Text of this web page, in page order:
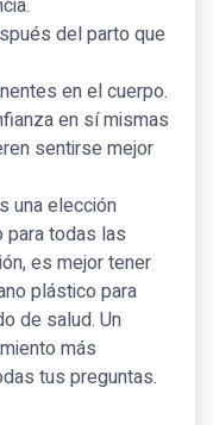
del parto que
en el cuerpo.
en sí mismas
sentirse mejor
una elección
para todas las
es mejor tener
plástico para
de salud. Un
más
tus preguntas.